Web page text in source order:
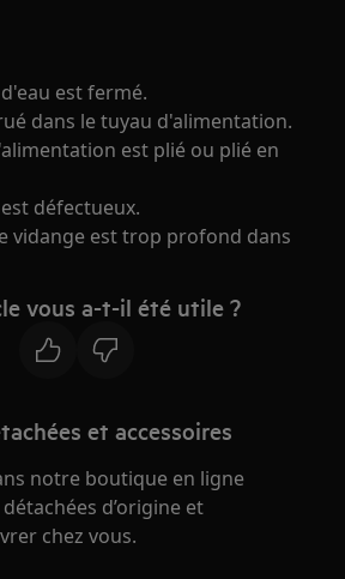
est fermé.
dans le tuyau d'alimentation.
est plié ou plié en
défectueux.
vidange est trop profond dans
vous a-t-il été utile ?
et accessoires
notre boutique en ligne
d’origine et
chez vous.